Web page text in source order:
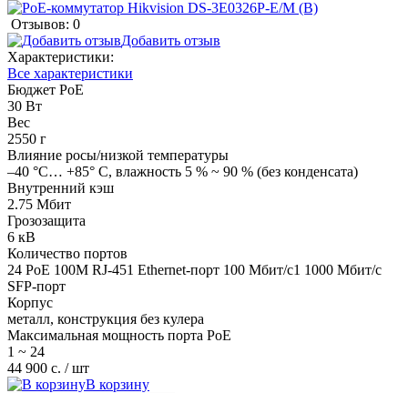
Отзывов: 0
Добавить отзыв
Характеристики:
Все характеристики
Бюджет РоЕ
30 Вт
Вес
2550 г
Влияние росы/низкой температуры
–40 °C… +85° C, влажность 5 % ~ 90 % (без конденсата)
Внутренний кэш
2.75 Мбит
Грозозащита
6 кВ
Количество портов
24 PoE 100M RJ-451 Ethernеt-порт 100 Мбит/с1 1000 Мбит/с
SFP-порт
Корпус
металл, конструкция без кулера
Максимальная мощность порта РоЕ
1 ~ 24
44 900 с. / шт
В корзину